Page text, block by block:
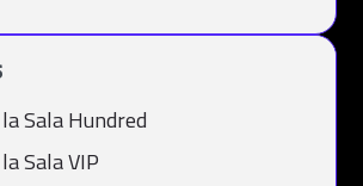
Sala Hundred
Sala VIP